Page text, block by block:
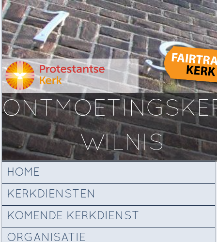
WILNIS
HOME
KERKDIENSTEN
KOMENDE KERKDIENST
ORGANISATIE